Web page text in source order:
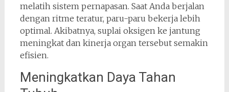
melatih sistem pernapasan. Saat Anda berjalan
dengan ritme teratur, paru-paru bekerja lebih
optimal. Akibatnya, suplai oksigen ke jantung
meningkat dan kinerja organ tersebut semakin
efisien.
Meningkatkan Daya Tahan